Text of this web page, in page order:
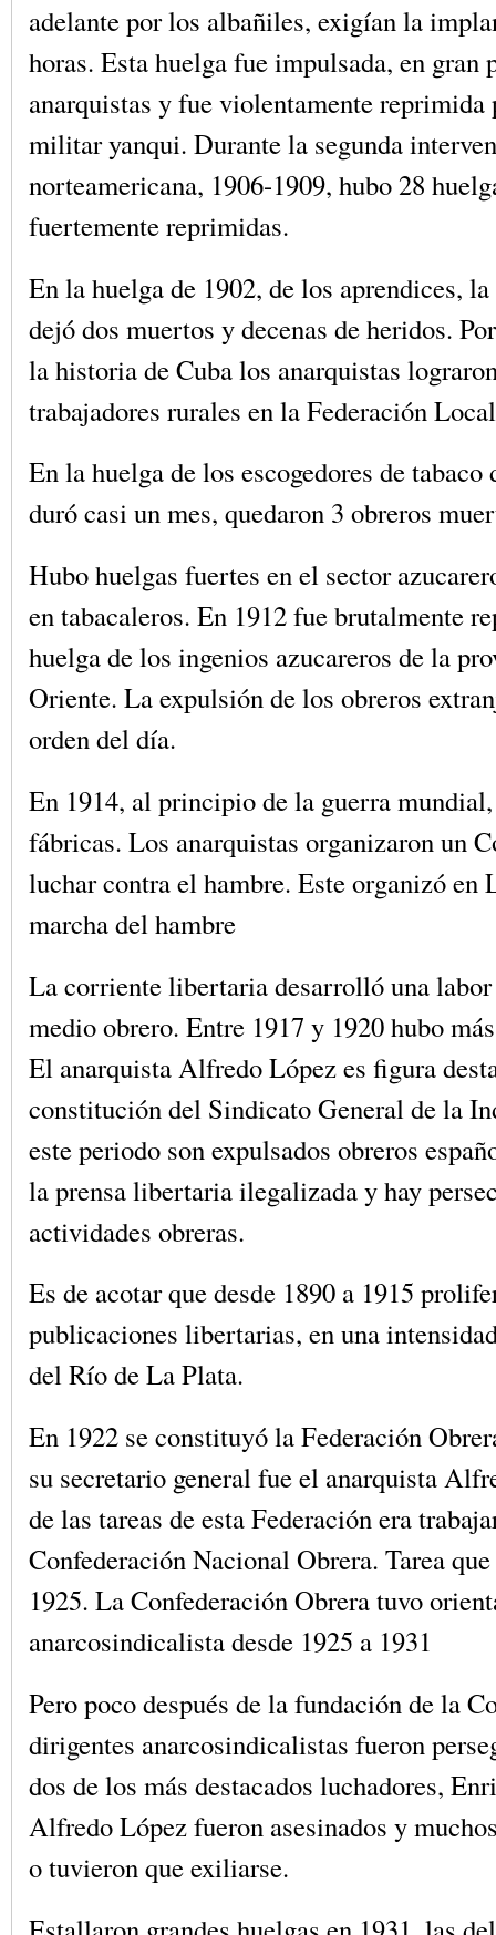
adelante por los albañiles, exigían la
horas. Esta huelga fue impulsada, en gran
anarquistas y fue violentamente reprimida
militar yanqui. Durante la segunda
norteamericana, 1906-1909, hubo 28
fuertemente reprimidas.
En la huelga de 1902, de los aprendices,
dejó dos muertos y decenas de heridos.
la historia de Cuba los anarquistas
trabajadores rurales en la Federación
En la huelga de los escogedores de tabaco
duró casi un mes, quedaron 3 obreros
Hubo huelgas fuertes en el sector
en tabacaleros. En 1912 fue brutalmente
huelga de los ingenios azucareros de la
Oriente. La expulsión de los obreros
orden del día.
En 1914, al principio de la guerra
fábricas. Los anarquistas organizaron un
luchar contra el hambre. Este organizó en
marcha del hambre
La corriente libertaria desarrolló una
medio obrero. Entre 1917 y 1920 hubo
El anarquista Alfredo López es figura
constitución del Sindicato General de la
este periodo son expulsados obreros
la prensa libertaria ilegalizada y hay
actividades obreras.
Es de acotar que desde 1890 a 1915
publicaciones libertarias, en una
del Río de La Plata.
En 1922 se constituyó la Federación
su secretario general fue el anarquista
de las tareas de esta Federación era
Confederación Nacional Obrera. Tarea
1925. La Confederación Obrera tuvo
anarcosindicalista desde 1925 a 1931
Pero poco después de la fundación de la
dirigentes anarcosindicalistas fueron
dos de los más destacados luchadores,
Alfredo López fueron asesinados y
o tuvieron que exiliarse.